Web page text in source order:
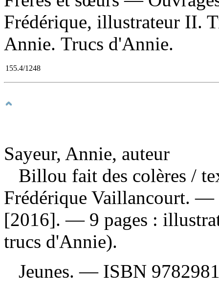
Frédérique, illustrateur II.
Annie. Trucs d'Annie.
155.4/1248
Sayeur, Annie, auteur
Billou fait des colères /
Frédérique Vaillancourt. —
[2016]. — 9 pages :
trucs d'Annie).
Jeunes. — ISBN